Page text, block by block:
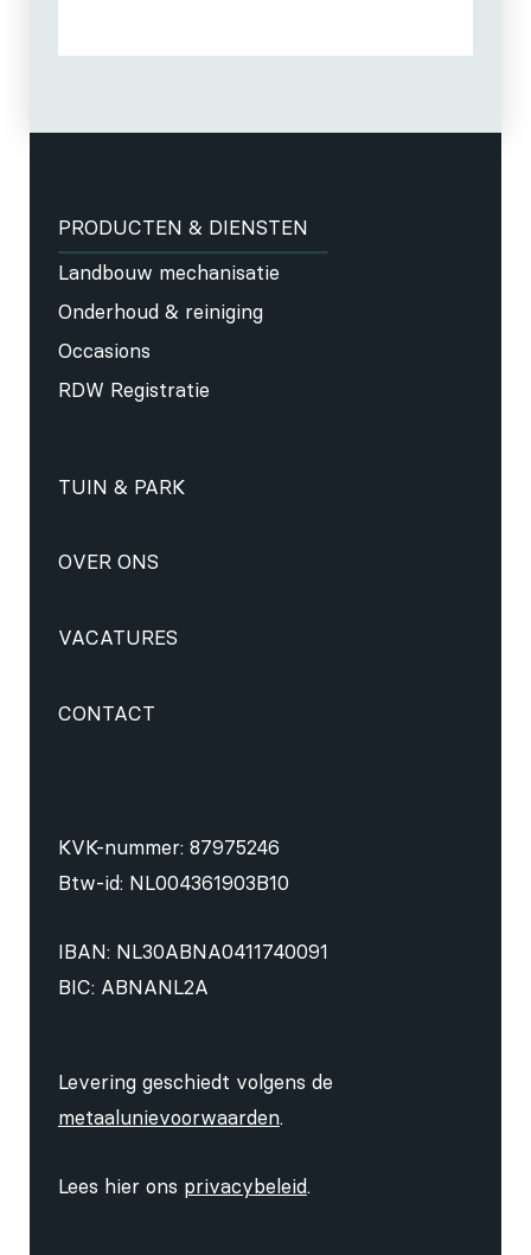
PRODUCTEN & DIENSTEN
Landbouw mechanisatie
Onderhoud & reiniging
Occasions
RDW Registratie
TUIN & PARK
OVER ONS
VACATURES
CONTACT
KVK-nummer: 87975246
Btw-id: NL004361903B10
IBAN: NL30ABNA0411740091
BIC: ABNANL2A
Levering geschiedt volgens de
metaalunievoorwaarden.
Lees hier ons privacybeleid.